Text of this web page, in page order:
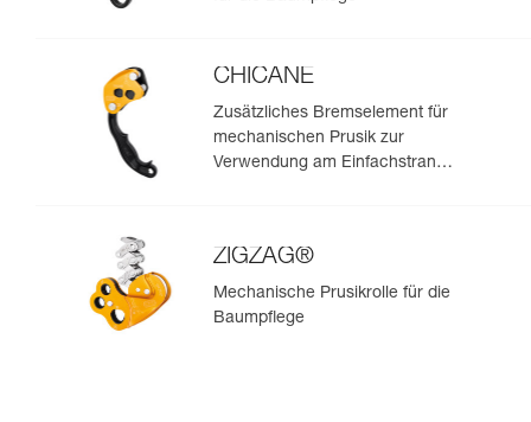
CHICANE
Zusätzliches Bremselement für
mechanischen Prusik zur
Verwendung am Einfachstrang
ZIGZAG®
Mechanische Prusikrolle für die
Baumpflege